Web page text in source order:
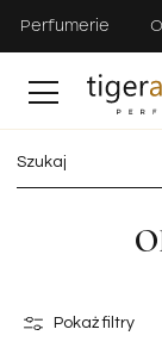
Perfumerie
Pokaż filtry